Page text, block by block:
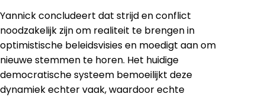
Yannick concludeert dat strijd en conflict
noodzakelijk zijn om realiteit te brengen in
optimistische beleidsvisies en moedigt aan om
nieuwe stemmen te horen. Het huidige
democratische systeem bemoeilijkt deze
dynamiek echter vaak, waardoor echte